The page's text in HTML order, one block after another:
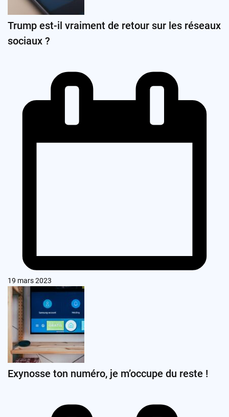
Trump est-il vraiment de retour sur les réseaux
sociaux ?
19 mars 2023
Exynosse ton numéro, je m’occupe du reste !